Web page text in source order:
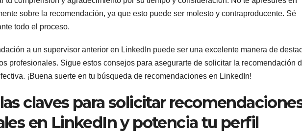
sobre la recomendación, ya que esto puede ser molesto y contraproducente. Sé
todo el proceso.
a un supervisor anterior en LinkedIn puede ser una excelente manera de
profesionales. Sigue estos consejos para asegurarte de solicitar la recomendación
¡Buena suerte en tu búsqueda de recomendaciones en LinkedIn!
claves para solicitar
en LinkedIn y potencia tu perfil